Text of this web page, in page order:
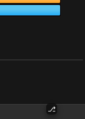
⎇